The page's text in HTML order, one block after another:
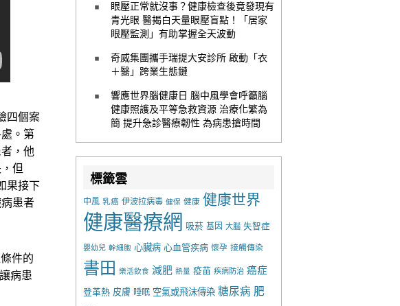
四個案
。第
，他
但
果接下
患者
件的
病患
眼壓正常就沒事？健康檢查後竟發現有
青光眼 醫揭白天量眼壓盲點！「居家
眼壓監測」有助掌握全天波動
奇威集團攜手瑞提大安診所 啟動「衣
＋醫」跨業生態鏈
響應世界腦健康日 腦中風學會呼籲腦
健康照護及平等急救資源 治療化繁為
簡 提升急診醫療韌性 為病患搶時間
標籤雲
中風 乳癌 伊波拉病毒 健保 健康 健康世界
健康醫療網 吸菸 基因 大腦 失智症
嬰幼兒 幹細胞 心臟病 心血管疾病 懷孕 接觸傳染
書田 樂活飲食 減肥 熱量 疫苗 疾病防治 癌症
登革熱 皮膚 睡眠 空氣或飛沫傳染 糖尿病 肥